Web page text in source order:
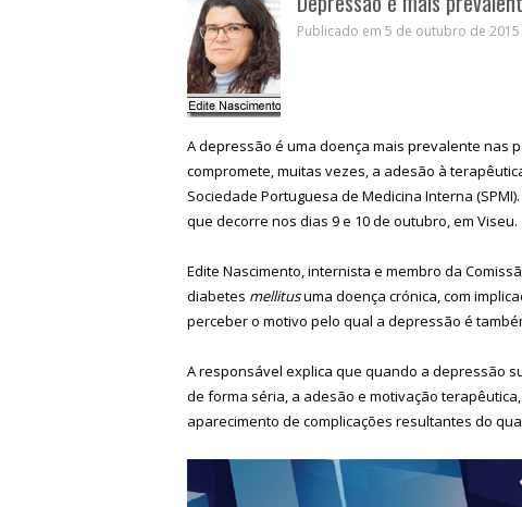
Publicado em 5 de outubro de 2015
A depressão é uma doença mais prevalente nas
compromete, muitas vezes, a adesão à
Sociedade Portuguesa de Medicina Interna
que decorre nos dias 9 e 10 de outubro, em Viseu.
Edite Nascimento, internista e membro da
diabetes mellitusuma doença crónica, com
perceber o motivo pelo qual a depressão é
A responsável explica que quando a depressão
de forma séria, a adesão e motivação
aparecimento de complicações resultantes do